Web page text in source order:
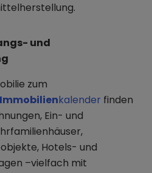
und
zum
Immobilienkalender finden
Ein- und
Hotels- und
–vielfach mit